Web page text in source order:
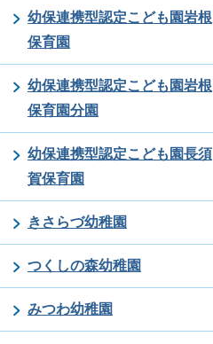
幼保連携型認定こども園岩根
保育園
幼保連携型認定こども園岩根
保育園分園
幼保連携型認定こども園長須
賀保育園
きさらづ幼稚園
つくしの森幼稚園
みつわ幼稚園